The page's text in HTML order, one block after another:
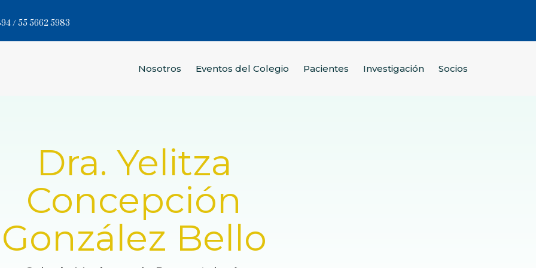
/ 55 5662 5983
Nosotros Eventos del Colegio Pacientes Investigación Socios
Dra. Yelitza
Concepción
González Bello